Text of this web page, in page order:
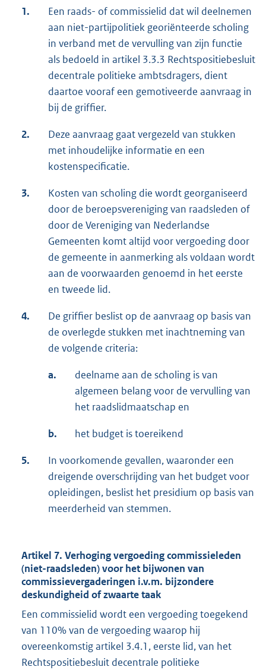
1.
Een raads- of commissielid dat wil deelnemen
aan niet-partijpolitiek georiënteerde scholing
in verband met de vervulling van zijn functie
als bedoeld in artikel 3.3.3 Rechtspositiebesluit
decentrale politieke ambtsdragers, dient
daartoe vooraf een gemotiveerde aanvraag in
bij de griffier.
2.
Deze aanvraag gaat vergezeld van stukken
met inhoudelijke informatie en een
kostenspecificatie.
3.
Kosten van scholing die wordt georganiseerd
door de beroepsvereniging van raadsleden of
door de Vereniging van Nederlandse
Gemeenten komt altijd voor vergoeding door
de gemeente in aanmerking als voldaan wordt
aan de voorwaarden genoemd in het eerste
en tweede lid.
4.
De griffier beslist op de aanvraag op basis van
de overlegde stukken met inachtneming van
de volgende criteria:
a.
deelname aan de scholing is van
algemeen belang voor de vervulling van
het raadslidmaatschap en
b. het budget is toereikend
5.
In voorkomende gevallen, waaronder een
dreigende overschrijding van het budget voor
opleidingen, beslist het presidium op basis van
meerderheid van stemmen.
Artikel 7. Verhoging vergoeding commissieleden
(niet-raadsleden) voor het bijwonen van
commissievergaderingen i.v.m. bijzondere
deskundigheid of zwaarte taak
Een commissielid wordt een vergoeding toegekend
van 110% van de vergoeding waarop hij
overeenkomstig artikel 3.4.1, eerste lid, van het
Rechtspositiebesluit decentrale politieke